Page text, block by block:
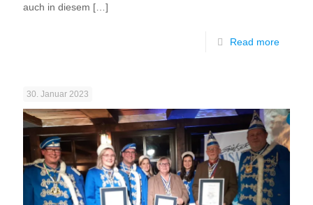
auch in diesem […]
Read more
30. Januar 2023